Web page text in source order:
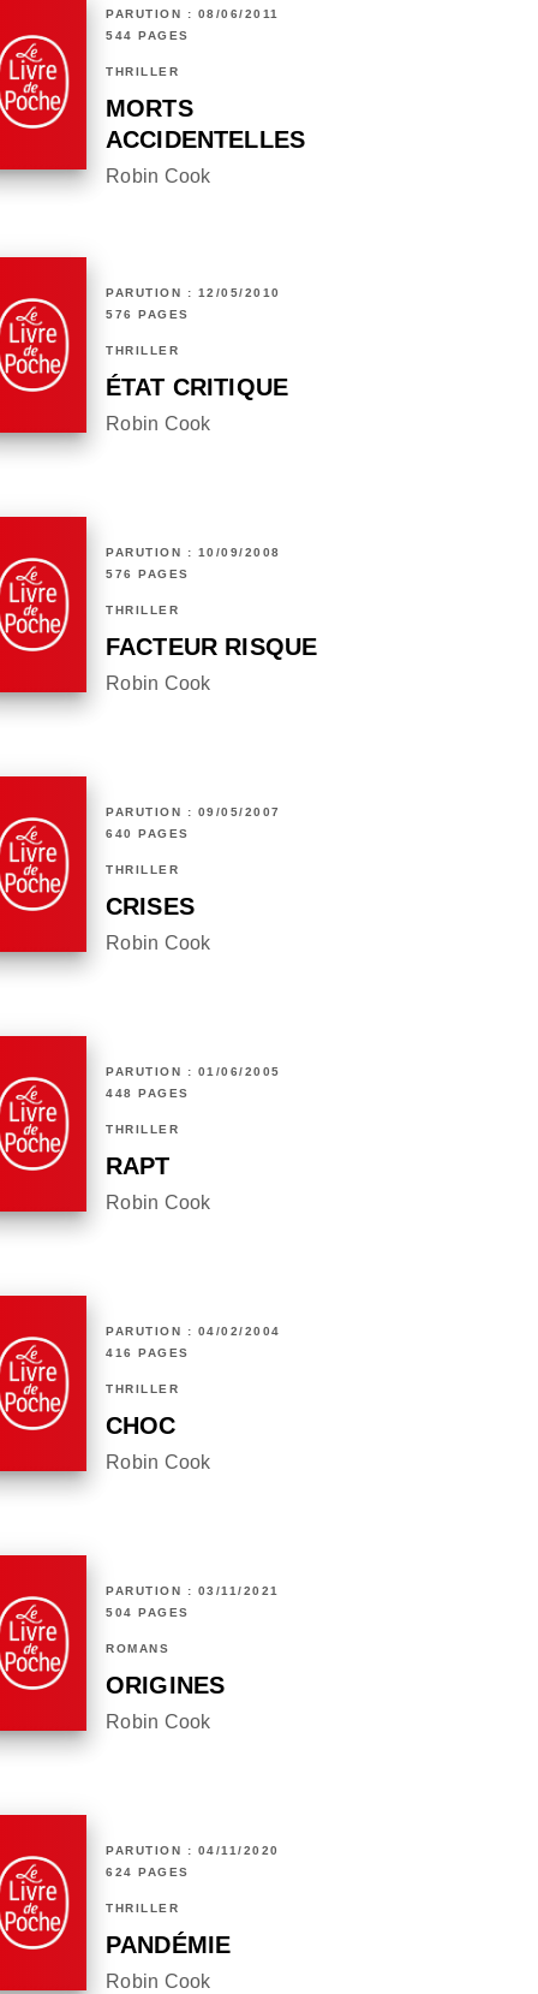
PARUTION : 08/06/2011
544 PAGES
THRILLER
MORTS
ACCIDENTELLES
Robin Cook
PARUTION : 12/05/2010
576 PAGES
THRILLER
ÉTAT CRITIQUE
Robin Cook
PARUTION : 10/09/2008
576 PAGES
THRILLER
FACTEUR RISQUE
Robin Cook
PARUTION : 09/05/2007
640 PAGES
THRILLER
CRISES
Robin Cook
PARUTION : 01/06/2005
448 PAGES
THRILLER
RAPT
Robin Cook
PARUTION : 04/02/2004
416 PAGES
THRILLER
CHOC
Robin Cook
PARUTION : 03/11/2021
504 PAGES
ROMANS
ORIGINES
Robin Cook
PARUTION : 04/11/2020
624 PAGES
THRILLER
PANDÉMIE
Robin Cook